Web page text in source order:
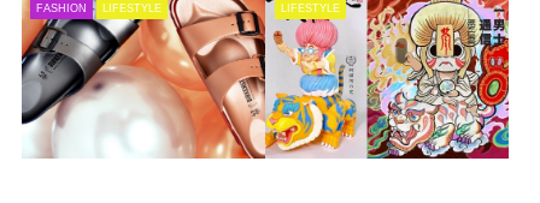
FASHION LIFESTYLE LIFESTYLE